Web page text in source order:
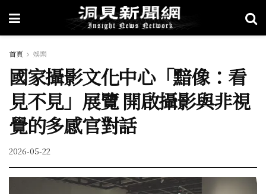
首頁 娛樂
國家攝影文化中心「黯像：看
見不見」展覽 開啟攝影與非視
覺的多感官對話
2026-05-22